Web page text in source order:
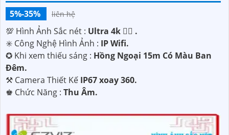
5%-35%
liên hệ
💯 Hình Ảnh Sắc nét : Ultra 4k 👍🏾 .
✳️ Công Nghệ Hình Ảnh : IP Wifi.
✪ Khi xem thiếu sáng : Hồng Ngoại 15m Có Màu Ban
Ðêm.
⚒ Camera Thiết Kế IP67 xoay 360.
️♚ Chức Năng : Thu Âm.